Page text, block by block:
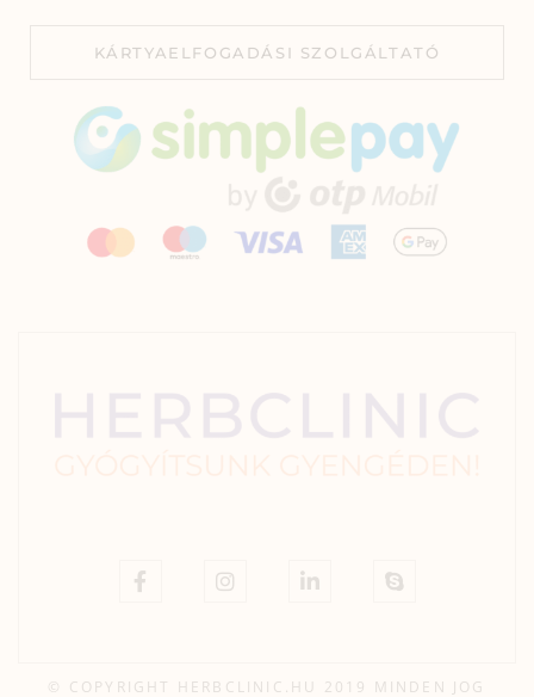
KÁRTYAELFOGADÁSI SZOLGÁLTATÓ
© COPYRIGHT HERBCLINIC.HU 2019 MINDEN JOG